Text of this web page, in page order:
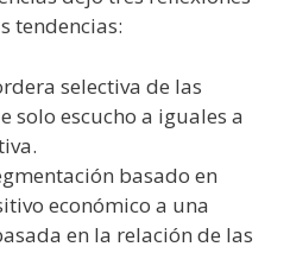
tendencias:
selectiva de las
solo escucho a iguales a
basado en
económico a una
en la relación de las